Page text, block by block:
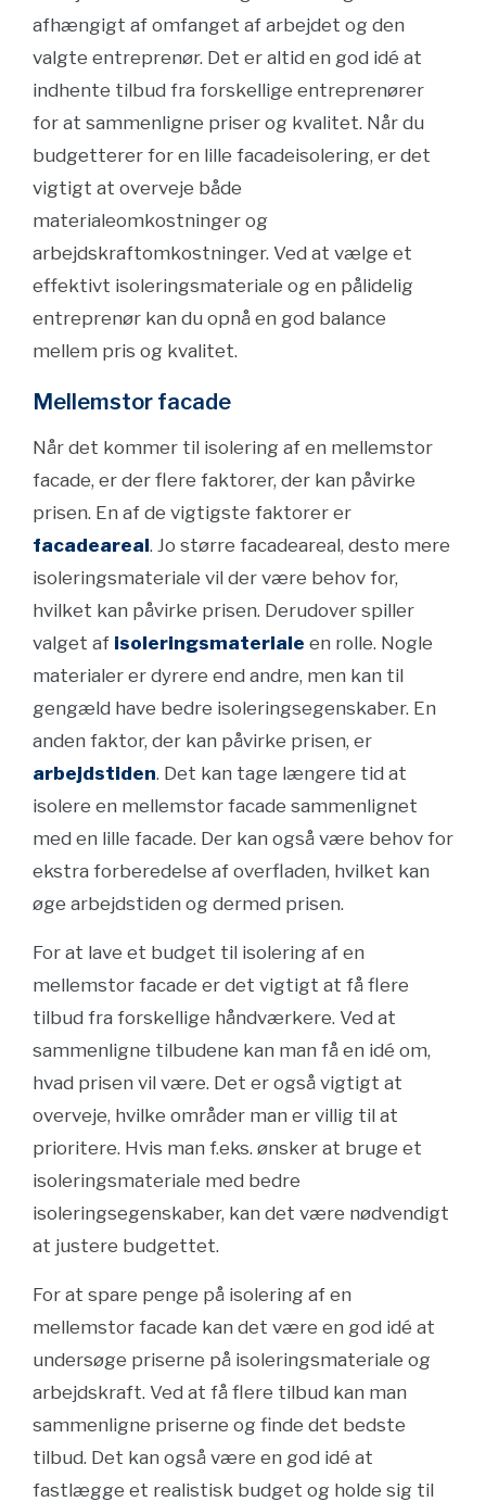
afhængigt af omfanget af arbejdet og den
valgte entreprenør. Det er altid en god idé at
indhente tilbud fra forskellige entreprenører
for at sammenligne priser og kvalitet. Når du
budgetterer for en lille facadeisolering, er det
vigtigt at overveje både
materialeomkostninger og
arbejdskraftomkostninger. Ved at vælge et
effektivt isoleringsmateriale og en pålidelig
entreprenør kan du opnå en god balance
mellem pris og kvalitet.
Mellemstor facade
Når det kommer til isolering af en mellemstor
facade, er der flere faktorer, der kan påvirke
prisen. En af de vigtigste faktorer er
facadeareal. Jo større facadeareal, desto mere
isoleringsmateriale vil der være behov for,
hvilket kan påvirke prisen. Derudover spiller
valget af isoleringsmateriale en rolle. Nogle
materialer er dyrere end andre, men kan til
gengæld have bedre isoleringsegenskaber. En
anden faktor, der kan påvirke prisen, er
arbejdstiden. Det kan tage længere tid at
isolere en mellemstor facade sammenlignet
med en lille facade. Der kan også være behov for
ekstra forberedelse af overfladen, hvilket kan
øge arbejdstiden og dermed prisen.
For at lave et budget til isolering af en
mellemstor facade er det vigtigt at få flere
tilbud fra forskellige håndværkere. Ved at
sammenligne tilbudene kan man få en idé om,
hvad prisen vil være. Det er også vigtigt at
overveje, hvilke områder man er villig til at
prioritere. Hvis man f.eks. ønsker at bruge et
isoleringsmateriale med bedre
isoleringsegenskaber, kan det være nødvendigt
at justere budgettet.
For at spare penge på isolering af en
mellemstor facade kan det være en god idé at
undersøge priserne på isoleringsmateriale og
arbejdskraft. Ved at få flere tilbud kan man
sammenligne priserne og finde det bedste
tilbud. Det kan også være en god idé at
fastlægge et realistisk budget og holde sig til